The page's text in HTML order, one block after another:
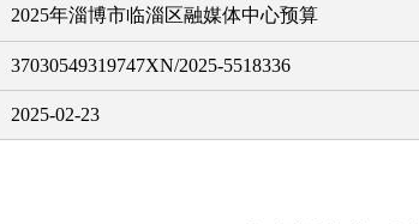
2025年淄博市临淄区融媒体中心预算
37030549319747XN/2025-5518336
2025-02-23